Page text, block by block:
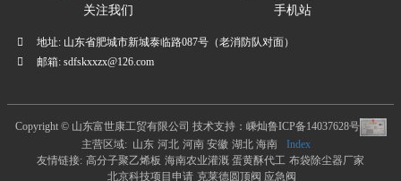
关注我们 手机站
地址: 山东省肥城市新城泰临路087号（老消防队对面）
邮箱: sdfskxxzx@126.com
Copyright © 山东富世康工贸有限公司 技术支持：嵊灿鲁ICP备14037628号
主营区域: 山东 河北 河南 安徽 湖北 海南
Index
友情链接: 高分子聚乙烯板 海南农业灌溉 蛋黄酥代工 布袋除尘器厂家
北京科技项目申请 克莱德圆顶阀 应急阀